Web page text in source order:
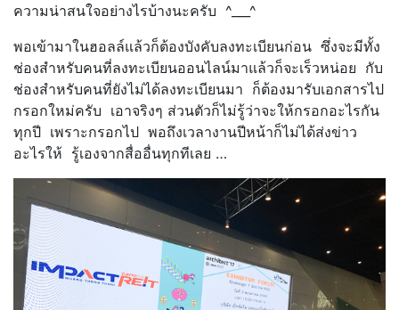
ความน่าสนใจอย่างไรบ้างนะครับ ^___^
พอเข้ามาในฮอลล์แล้วก็ต้องบังคับลงทะเบียนก่อน ซึ่งจะมีทั้ง
ช่องสำหรับคนที่ลงทะเบียนออนไลน์มาแล้วก็จะเร็วหน่อย กับ
ช่องสำหรับคนที่ยังไม่ได้ลงทะเบียนมา ก็ต้องมารับเอกสารไป
กรอกใหม่ครับ เอาจริงๆ ส่วนตัวก็ไม่รู้ว่าจะให้กรอกอะไรกัน
ทุกปี เพราะกรอกไป พอถึงเวลางานปีหน้าก็ไม่ได้ส่งข่าว
อะไรให้ รู้เองจากสื่ออื่นทุกทีเลย …